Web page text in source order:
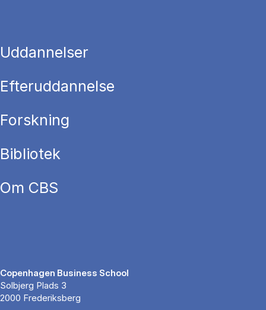
Uddannelser
Efteruddannelse
Forskning
Bibliotek
Om CBS
Copenhagen Business School
Solbjerg Plads 3
2000 Frederiksberg